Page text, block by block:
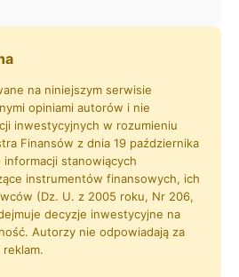
na niniejszym serwisie
opiniami autorów i nie
inwestycyjnych w rozumieniu
Finansów z dnia 19 października
stanowiących
instrumentów finansowych, ich
(Dz. U. z 2005 roku, Nr 206,
decyzje inwestycyjne na
Autorzy nie odpowiadają za